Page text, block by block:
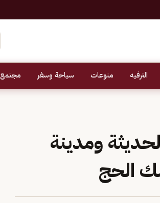
الترفيه منوعات سياحة وسفر مجتمع
ومدينة
الحج